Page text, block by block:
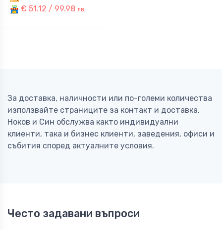
€ 51.12 / 99.98 лв.
За доставка, наличности или по-големи количества
използвайте страниците за контакт и доставка.
Ноков и Син обслужва както индивидуални
клиенти, така и бизнес клиенти, заведения, офиси и
събития според актуалните условия.
Често задавани въпроси